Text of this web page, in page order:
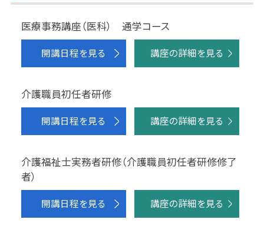
医療事務講座（医科） 通学コース
開講日程を見る 講座の詳細を見る
介護職員初任者研修
開講日程を見る 講座の詳細を見る
介護福祉士実務者研修（介護職員初任者研修修了
者）
開講日程を見る 講座の詳細を見る